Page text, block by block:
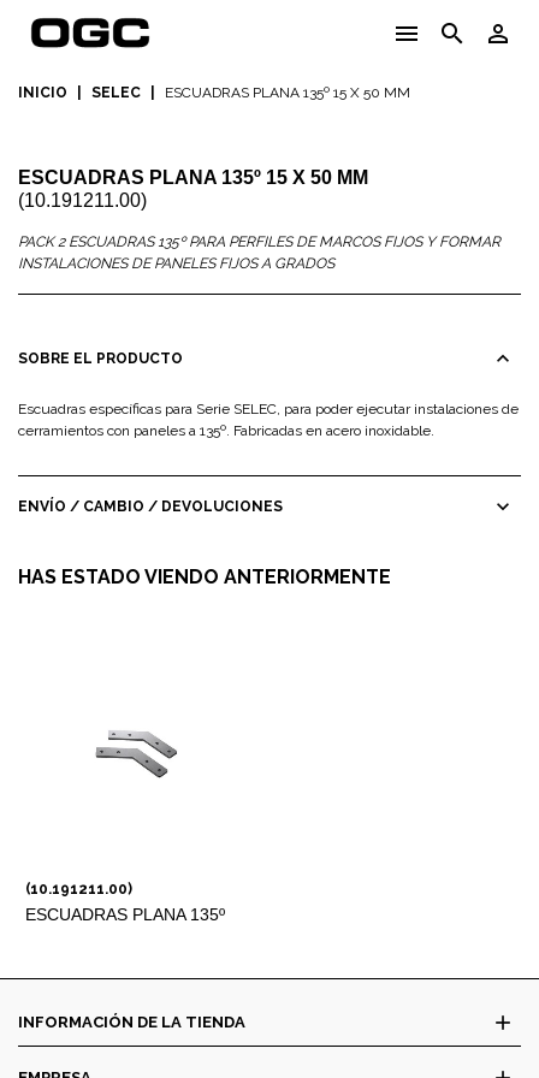
menu search person_outline
INICIO SELEC ESCUADRAS PLANA 135º 15 X 50 MM
ESCUADRAS PLANA 135º 15 X 50 MM
(10.191211.00)
PACK 2 ESCUADRAS 135º PARA PERFILES DE MARCOS FIJOS Y FORMAR
INSTALACIONES DE PANELES FIJOS A GRADOS
expand_less
SOBRE EL PRODUCTO
Escuadras específicas para Serie SELEC, para poder ejecutar instalaciones de
cerramientos con paneles a 135º. Fabricadas en acero inoxidable.
expand_more
ENVÍO / CAMBIO / DEVOLUCIONES
HAS ESTADO VIENDO ANTERIORMENTE
ESCUADRAS PLANA 135º
(10.191211.00)
INFORMACIÓN DE LA TIENDA add